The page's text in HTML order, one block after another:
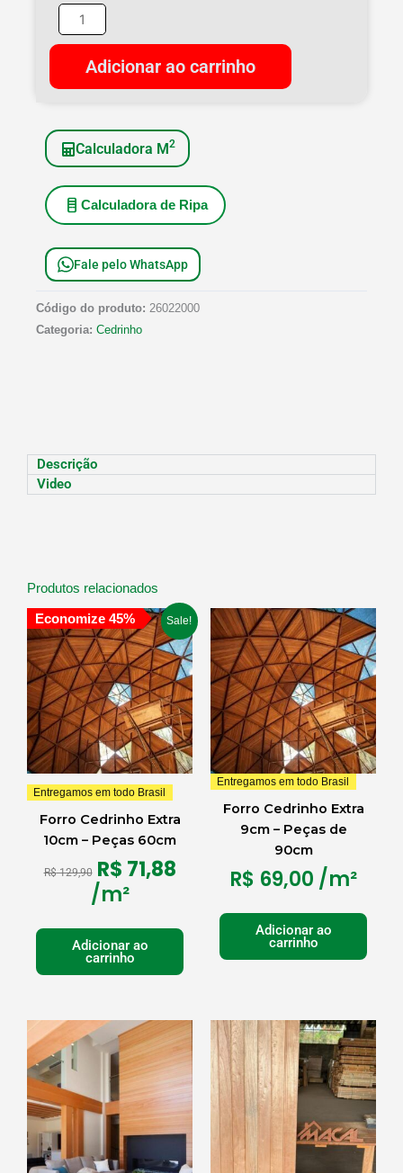
9cm
Peças
Adicionar ao carrinho
Calculadora M2
Calculadora de Ripa
Fale pelo WhatsApp
Código do produto: 26022000
Categoria: Cedrinho
Descrição
Video
Produtos relacionados
Sale!
Economize 45%
Entregamos em todo Brasil
Forro Cedrinho Extra
10cm – Peças 60cm
R$129,90
O
preço
original
era:
R$ 129,90.
R$ 71,88
O
preço
atual
é:
R$ 71,88.
/m²
Adicionar ao
carrinho
Entregamos em todo Brasil
Forro Cedrinho Extra
9cm – Peças de
90cm
R$ 69,00 /m²
Adicionar ao
carrinho